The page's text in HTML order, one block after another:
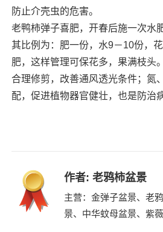
防止介壳虫的危害。
老鸭柿弹子喜肥，开春后施一次水
其比例为：肥一份，水9－10份，
肥，这样管理可保花多，果满枝头。
合理修剪，改善通风透光条件；氮
配，促进植物器官健壮，也是防治
作者: 老鸦柿盆景
主营：金弹子盆景、老
景、中华蚊母盆景、紫